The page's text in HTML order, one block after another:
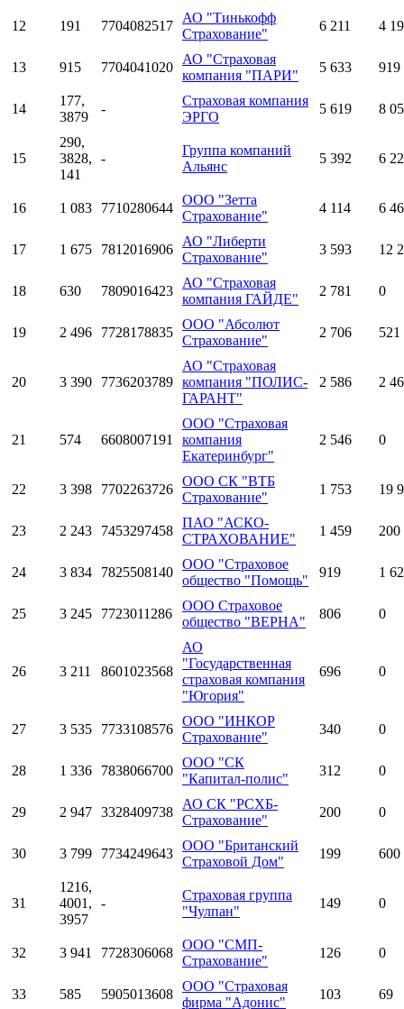
12 191 7704082517
АО "Тинькофф
Страхование"
6 211 4
13 915 7704041020
АО "Страховая
компания "ПАРИ"
5 633 919
14
177,
3879
-
Страховая компания
ЭРГО
5 619 8
15
290,
3828,
141
-
Группа компаний
Альянс
5 392 6
16 1 083 7710280644
ООО "Зетта
Страхование"
4 114 6
17 1 675 7812016906
АО "Либерти
Страхование"
3 593 12
18 630 7809016423
АО "Страховая
компания ГАЙДЕ"
2 781 0
19 2 496 7728178835
ООО "Абсолют
Страхование"
2 706 521
20 3 390 7736203789
АО "Страховая
компания "ПОЛИС-
ГАРАНТ"
2 586 2
21 574 6608007191
ООО "Страховая
компания
Екатеринбург"
2 546 0
22 3 398 7702263726
ООО СК "ВТБ
Страхование"
1 753 19
23 2 243 7453297458
ПАО "АСКО-
СТРАХОВАНИЕ"
1 459 200
24 3 834 7825508140
ООО "Страховое
общество "Помощь"
919 1
25 3 245 7723011286
ООО Страховое
общество "ВЕРНА"
806 0
26 3 211 8601023568
АО
"Государственная
страховая компания
"Югория"
696 0
27 3 535 7733108576
ООО "ИНКОР
Страхование"
340 0
28 1 336 7838066700
ООО "СК
"Капитал-полис"
312 0
29 2 947 3328409738
АО СК "РСХБ-
Страхование"
200 0
30 3 799 7734249643
ООО "Британский
Страховой Дом"
199 600
31
1216,
4001,
3957
-
Страховая группа
"Чулпан"
149 0
32 3 941 7728306068
ООО "СМП-
Страхование"
126 0
33 585 5905013608
ООО "Страховая
фирма "Адонис"
103 69